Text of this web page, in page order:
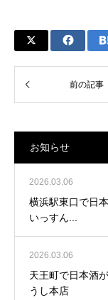
お知らせ
2026.03.06
横浜駅東口で日
いっすん...
2026.03.06
天王町で日本酒
うし本店